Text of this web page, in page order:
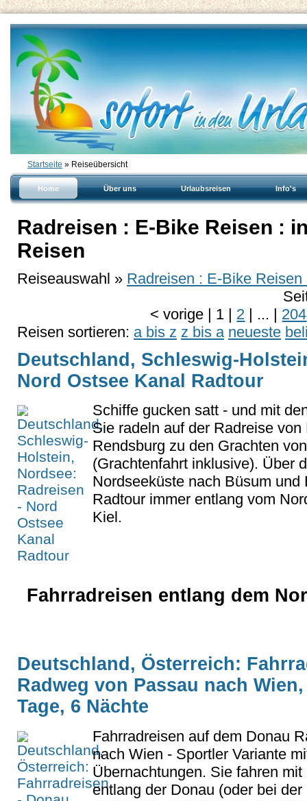
Startseite » Reiseübersicht
Home Über uns Urlaubsreisen Info's
Radreisen : E-Bike Reisen :
Reisen
Reiseauswahl » Radreisen : E-Bike
<vorige | 1 | 2 | ... | 204
Reisen sortieren: a bis z z bis a neueste
Deutschland, Schleswig-
Nord Ostsee Kanal Radtour
Schiffe gucken satt - und mit
Sie radeln auf der Radreise von
Rendsburg zu den Grachten
(Grachtenfahrt inklusive). Über
Nordseeküste nach Büsum
Radtour immer entlang vom
Kiel.
Fahrradreisen entlang dem
Deutschland, Österreich:
Radweg von Passau nach
Tage, 6 Nächte
Fahrradreisen auf dem Donau
nach Wien - Sportler Variante
Übernachtungen. Sie fahren mit
entlang der Donau (oder bei